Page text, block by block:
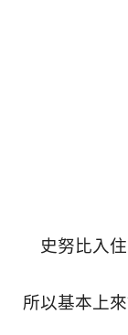
史努比入
所以基本上